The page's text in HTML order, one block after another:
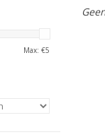
Max: €5